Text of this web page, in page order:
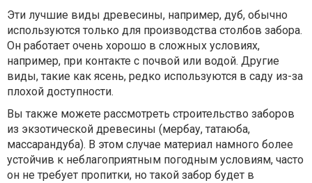
Эти лучшие виды древесины, например, дуб, обычно
используются только для производства столбов забора.
Он работает очень хорошо в сложных условиях,
например, при контакте с почвой или водой. Другие
виды, такие как ясень, редко используются в саду из-за
плохой доступности.
Вы также можете рассмотреть строительство заборов
из экзотической древесины (мербау, татаюба,
массарандуба). В этом случае материал намного более
устойчив к неблагоприятным погодным условиям, часто
он не требует пропитки, но такой забор будет в